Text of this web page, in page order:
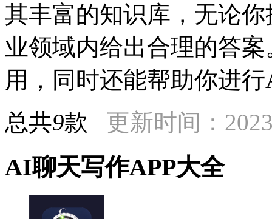
其丰富的知识库，无论
业领域内给出合理的答
用，同时还能帮助你进
总共9款 更新时间：
AI聊天写作APP大全